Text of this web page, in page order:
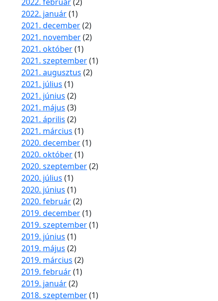
2022. január(1)
2021. december(2)
2021. november(2)
2021. október(1)
2021. szeptember(1)
2021. augusztus (2)
2021. július (1)
2021. június (2)
2021. május (3)
2021. április (2)
2021. március (1)
2020. december(1)
2020. október(1)
2020. szeptember(2)
2020. július (1)
2020. június (1)
2020. február(2)
2019. december(1)
2019. szeptember(1)
2019. június (1)
2019. május (2)
2019. március (2)
2019. február(1)
2019. január(2)
2018. szeptember(1)